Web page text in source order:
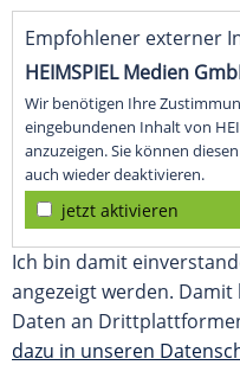
Empfohlener externer
HEIMSPIEL Medien
Wir benötigen Ihre
eingebundenen Inhalt von
anzuzeigen. Sie können
auch wieder deaktivieren.
jetzt aktivieren
Ich bin damit
angezeigt werden.
Daten an
dazu in unseren